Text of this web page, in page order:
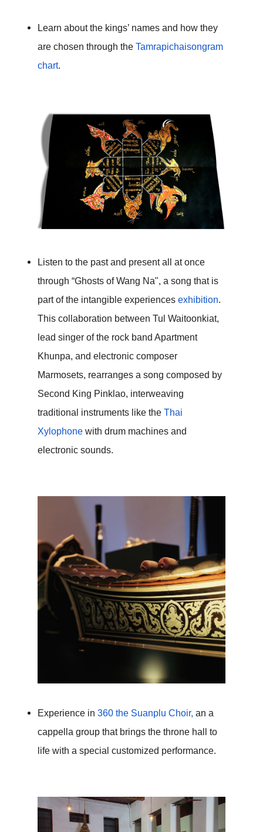
Learn about the kings’ names and how they
are chosen through the Tamrapichaisongram
chart.
Listen to the past and present all at once
through “Ghosts of Wang Na", a song that is
part of the intangible experiences exhibition.
This collaboration between Tul Waitoonkiat,
lead singer of the rock band Apartment
Khunpa, and electronic composer
Marmosets, rearranges a song composed by
Second King Pinklao, interweaving
traditional instruments like the Thai
Xylophone with drum machines and
electronic sounds.
Experience in 360 the Suanplu Choir, an a
cappella group that brings the throne hall to
life with a special customized performance.